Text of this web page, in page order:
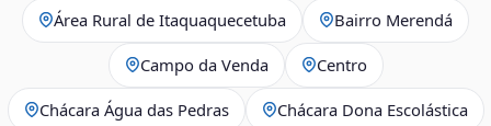
Área Rural de Itaquaquecetuba Bairro Merendá
Campo da Venda Centro
Chácara Água das Pedras Chácara Dona Escolástica